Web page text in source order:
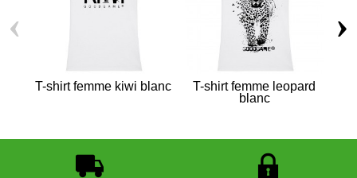
T-shirt femme kiwi blanc
T-shirt femme leopard
blanc
‹ ›